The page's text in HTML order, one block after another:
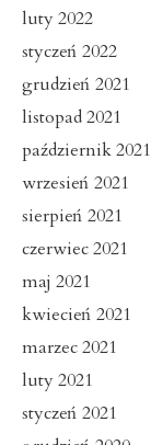
luty 2022
styczeń 2022
grudzień 2021
listopad 2021
październik 2021
wrzesień 2021
sierpień 2021
czerwiec 2021
maj 2021
kwiecień 2021
marzec 2021
luty 2021
styczeń 2021